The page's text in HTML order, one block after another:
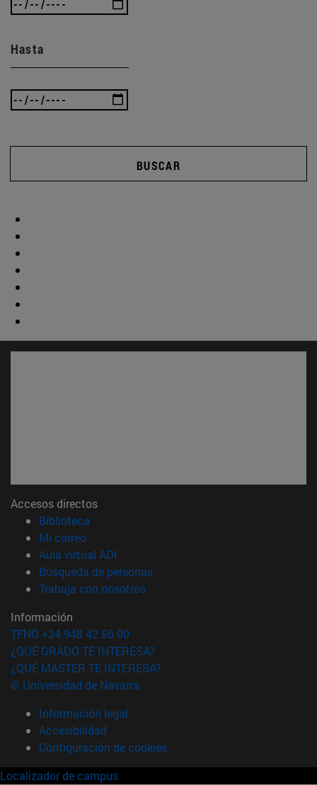
Hasta
BUSCAR
Accesos directos
Biblioteca
Mi correo(abre en nueva ventana)
Aula virtual ADI
Búsqueda de personas(abre en nueva ventana)
Trabaja con nosotros(abre en nueva ventana)
Información
TFNO +34 948 42 56 00
¿QUÉ GRADO TE INTERESA?
¿QUÉ MÁSTER TE INTERESA?
© Universidad de Navarra
Información legal
Accesibilidad
Configuración de cookies
Localizador de campus